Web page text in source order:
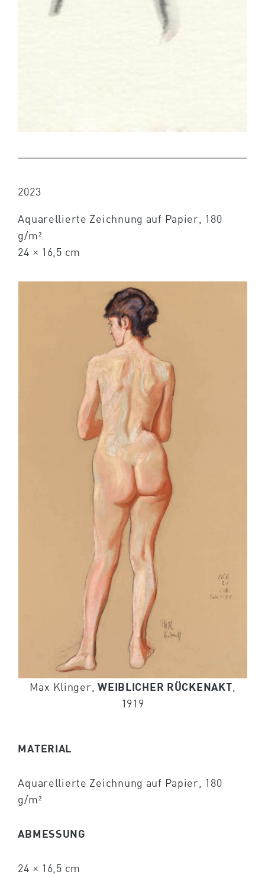
2023
Aquarellierte Zeichnung auf Papier, 180
g/m².
24 × 16,5 cm
Max Klinger,WEIBLICHER RÜCKENAKT
1919
MATERIAL
Aquarellierte Zeichnung auf Papier, 180
g/m²
ABMESSUNG
24 × 16,5 cm